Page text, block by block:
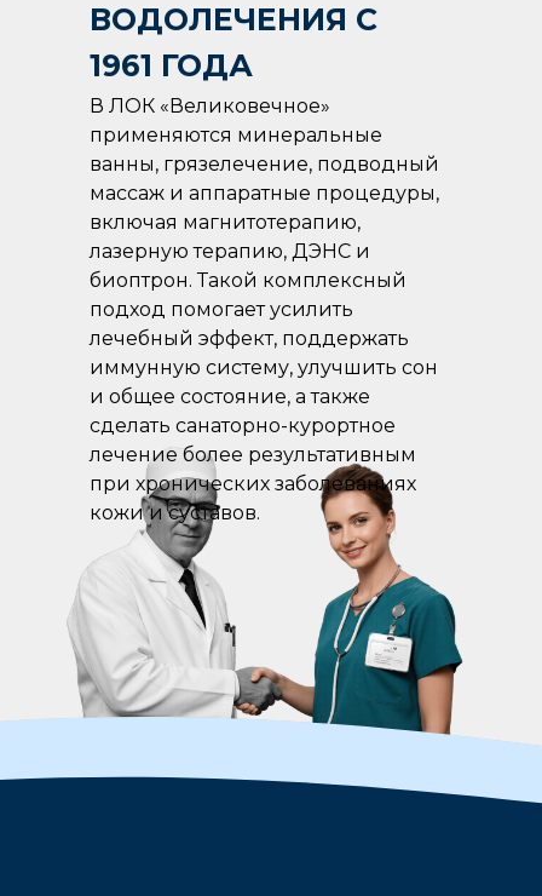
ВОДОЛЕЧЕНИЯ С
1961 ГОДА
В ЛОК «Великовечное»
применяются минеральные
ванны, грязелечение, подводный
массаж и аппаратные процедуры,
включая магнитотерапию,
лазерную терапию, ДЭНС и
биоптрон. Такой комплексный
подход помогает усилить
лечебный эффект, поддержать
иммунную систему, улучшить сон
и общее состояние, а также
сделать санаторно-курортное
лечение более результативным
при хронических заболеваниях
кожи и суставов.